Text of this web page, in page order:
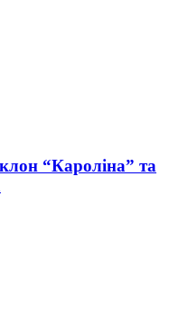
“Кароліна” та